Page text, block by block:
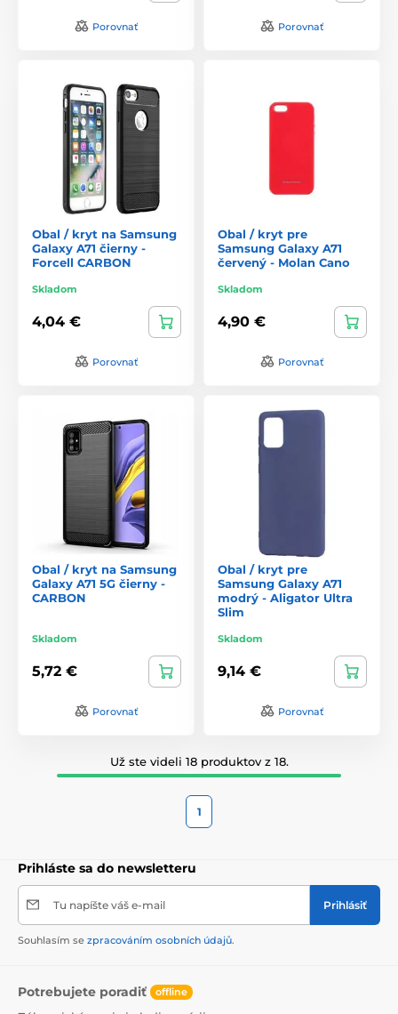
Porovnať Porovnať
Obal / kryt na Samsung
Galaxy A71 čierny -
Forcell CARBON
Skladom
4,04 €
Porovnať
Obal / kryt pre
Samsung Galaxy A71
červený - Molan Cano
Skladom
4,90 €
Porovnať
Obal / kryt na Samsung
Galaxy A71 5G čierny -
CARBON
Skladom
5,72 €
Porovnať
Obal / kryt pre
Samsung Galaxy A71
modrý - Aligator Ultra
Slim
Skladom
9,14 €
Porovnať
Už ste videli 18 produktov z 18.
1
Prihláste sa do newsletteru
Tu napíšte váš e-mail Prihlásiť
Souhlasím se zpracováním osobních údajů.
Potrebujete poradiť offline